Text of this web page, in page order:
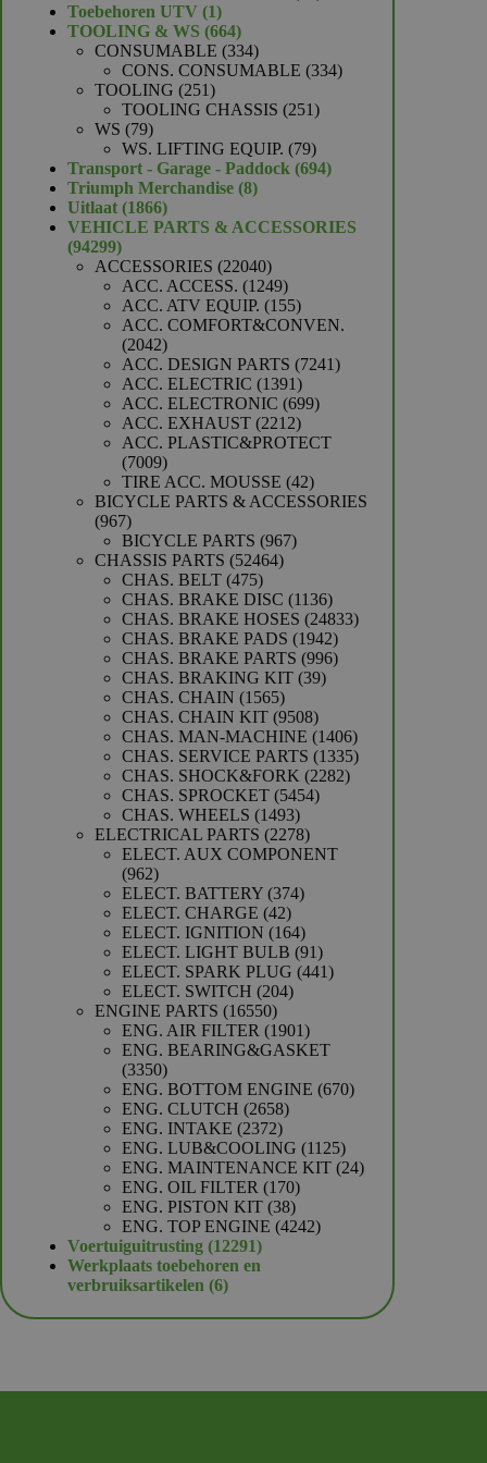
Toebehoren UTV 11
product
TOOLING & WS 664664
producten
CONSUMABLE 334334
producten
CONS. CONSUMABLE 334334
TOOLING 251251
producten
TOOLING CHASSIS 251251
WS 7979
producten
WS. LIFTING EQUIP. 7979
producten
Transport - Garage - Paddock 694694
Triumph Merchandise 88
Uitlaat 18661866
producten
VEHICLE PARTS & ACCESSORIES
9429994299
producten
ACCESSORIES 2204022040
producten
ACC. ACCESS. 12491249
producten
ACC. ATV EQUIP. 155155
producten
ACC. COMFORT&CONVEN.
20422042
producten
ACC. DESIGN PARTS 72417241
ACC. ELECTRIC 13911391
producten
ACC. ELECTRONIC 699699
ACC. EXHAUST 22122212
producten
ACC. PLASTIC&PROTECT
70097009
producten
TIRE ACC. MOUSSE 4242
producten
BICYCLE PARTS & ACCESSORIES
967967
producten
BICYCLE PARTS 967967
CHASSIS PARTS 5246452464
CHAS. BELT 475475
producten
CHAS. BRAKE DISC 11361136
producten
CHAS. BRAKE HOSES 2483324833
CHAS. BRAKE PADS 19421942
producten
CHAS. BRAKE PARTS 996996
CHAS. BRAKING KIT 3939
CHAS. CHAIN 15651565
producten
CHAS. CHAIN KIT 95089508
producten
CHAS. MAN-MACHINE 14061406
producten
CHAS. SERVICE PARTS 13351335
CHAS. SHOCK&FORK 22822282
CHAS. SPROCKET 54545454
CHAS. WHEELS 14931493
producten
ELECTRICAL PARTS 22782278
producten
ELECT. AUX COMPONENT
962962
producten
ELECT. BATTERY 374374
ELECT. CHARGE 4242
producten
ELECT. IGNITION 164164
producten
ELECT. LIGHT BULB 9191
producten
ELECT. SPARK PLUG 441441
ELECT. SWITCH 204204
ENGINE PARTS 1655016550
producten
ENG. AIR FILTER 19011901
producten
ENG. BEARING&GASKET
33503350
producten
ENG. BOTTOM ENGINE 670670
ENG. CLUTCH 26582658
ENG. INTAKE 23722372
producten
ENG. LUB&COOLING 11251125
producten
ENG. MAINTENANCE KIT 2424
ENG. OIL FILTER 170170
producten
ENG. PISTON KIT 3838
producten
ENG. TOP ENGINE 42424242
Voertuiguitrusting 1229112291
producten
Werkplaats toebehoren en
verbruiksartikelen 66